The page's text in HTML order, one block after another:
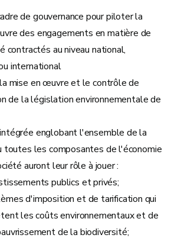
de gouvernance pour piloter la
des engagements en matière de
contractés au niveau national,
international
mise en œuvre et le contrôle de
de la législation environnementale de
englobant l'ensemble de la
toutes les composantes de l'économie
auront leur rôle à jouer :
publics et privés;
d'imposition et de tarification qui
les coûts environnementaux et de
de la biodiversité;